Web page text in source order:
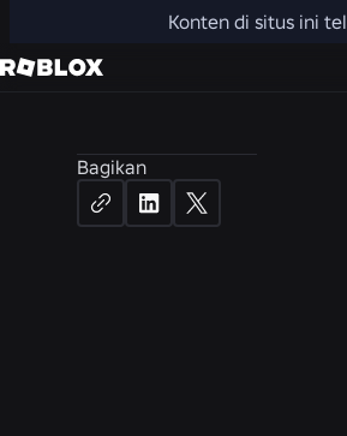
Konten di situs ini
Bagikan